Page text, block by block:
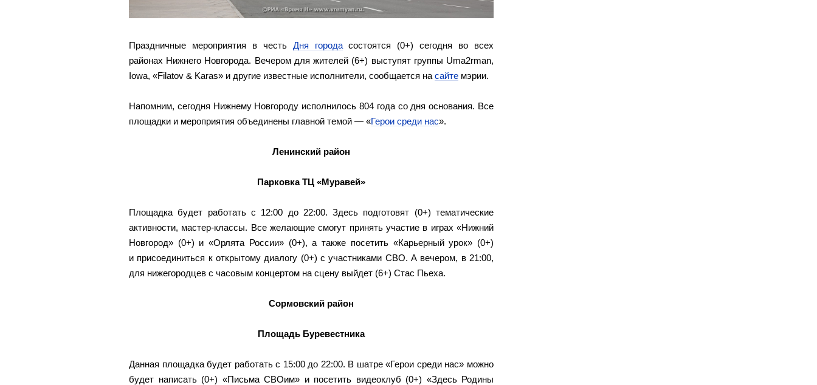
Праздничные мероприятия в честь Дня городасостоятся (0+) сегодня во всех
районах Нижнего Новгорода. Вечером для жителей (6+) выступят группы Uma2rman,
Iowa, «Filatov & Karas» и другие известные исполнители, сообщается на сайте мэрии.
Напомним, сегодня Нижнему Новгороду исполнилось 804 года со дня основания. Все
площадки и мероприятия объединены главной темой — «Герои среди нас».
Ленинский район
Парковка ТЦ «Муравей»
Площадка будет работать с 12:00 до 22:00. Здесь подготовят (0+) тематические
активности, мастер-классы. Все желающие смогут принять участие в играх «Нижний
Новгород» (0+) и «Орлята России» (0+), а также посетить «Карьерный урок» (0+)
и присоединиться к открытому диалогу (0+) с участниками СВО. А вечером, в 21:00,
для нижегородцев с часовым концертом на сцену выйдет (6+) Стас Пьеха.
Сормовский район
Площадь Буревестника
Данная площадка будет работать с 15:00 до 22:00. В шатре «Герои среди нас» можно
будет написать (0+) «Письма СВОим» и посетить видеоклуб (0+) «Здесь Родины